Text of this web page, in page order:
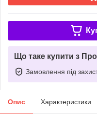
Що таке купити з
Замовлення під
Опис Характеристики